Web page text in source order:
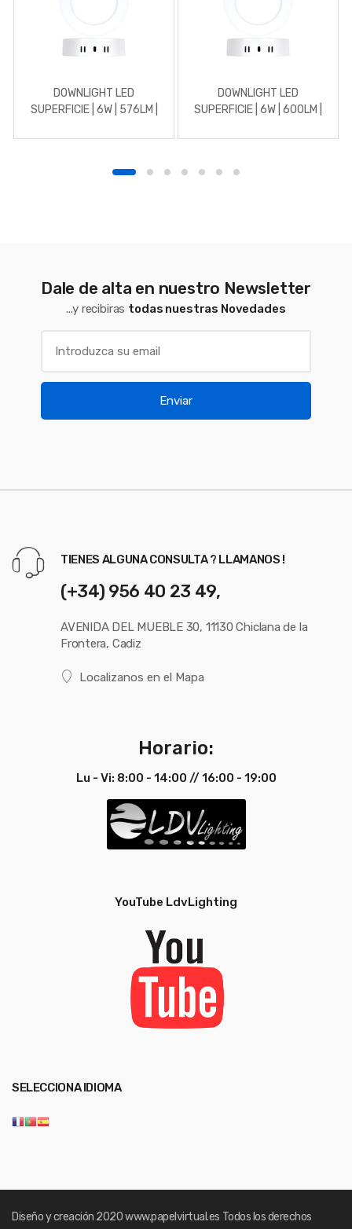
DOWNLIGHT LED
SUPERFICIE | 6W | 576LM |
BLANCO
DOWNLIGHT LED
SUPERFICIE | 6W | 600LM |
Dale de alta en nuestro Newsletter
...y recibiras todas nuestras Novedades
Enviar
TIENES ALGUNA CONSULTA ? LLAMANOS !
(+34) 956 40 23 49,
AVENIDA DEL MUEBLE 30, 11130 Chiclana de la
Frontera, Cadiz
Localizanos en el Mapa
Horario:
Lu - Vi: 8:00 - 14:00 // 16:00 - 19:00
YouTube LdvLighting
SELECCIONA IDIOMA
Diseño y creación 2020www.papelvirtual.es Todos los derechos